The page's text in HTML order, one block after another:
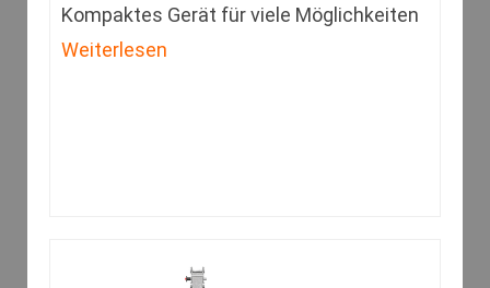
Kompaktes Gerät für viele Möglichkeiten
Weiterlesen